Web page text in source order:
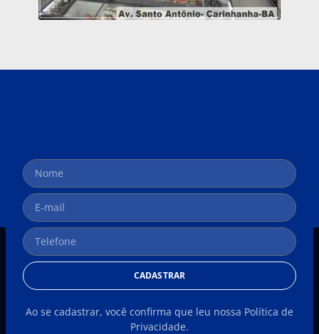
CADASTRAR
Ao se cadastrar, você confirma que leu nossa Política de
Privacidade.